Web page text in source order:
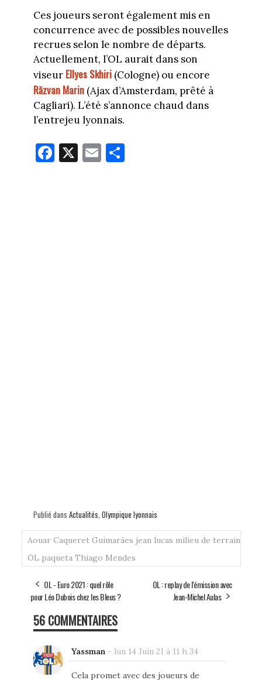
Ces joueurs seront également mis en
concurrence avec de possibles nouvelles
recrues selon le nombre de départs.
Actuellement, l’OL aurait dans son
viseur Ellyes Skhiri(Cologne) ou encore
Răzvan Marin (Ajax d’Amsterdam, prêté à
Cagliari). L’été s’annonce chaud dans
l’entrejeu lyonnais.
Fa
ce
X E
m
Pa
rt
Publié dans Actualités Olympique lyonnais
Aouar Caqueret Guimarães jean lucas milieu de terrain
OL paqueta Thiago Mendes
OL - Euro 2021 : quel rôle
pour Léo Dubois chez les Bleus ?
OL : replay de l'émission avec
Jean-Michel Aulas
56 COMMENTAIRES
Yassman - lun 14 Juin 21 à 11 h 34
Cela promet avec des joueurs de